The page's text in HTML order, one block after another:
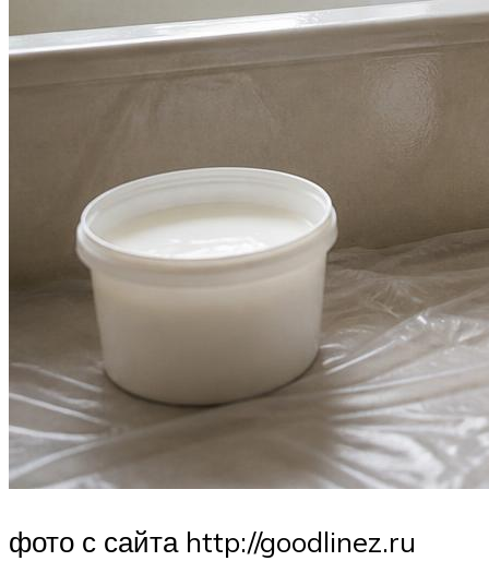
фото с сайта http://goodlinez.ru